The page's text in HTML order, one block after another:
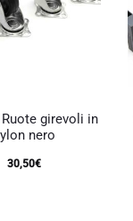
girevoli in
nero
30,50€